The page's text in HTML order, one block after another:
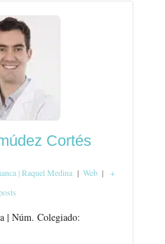
Cortés
| Raquel Medina | Web |
+
| Núm. Colegiado: